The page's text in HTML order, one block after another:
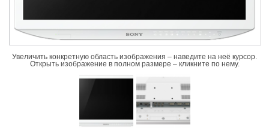
Увеличить конкретную область изображения – наведите на неё курсор.
Открыть изображение в полном размере – кликните по нему.